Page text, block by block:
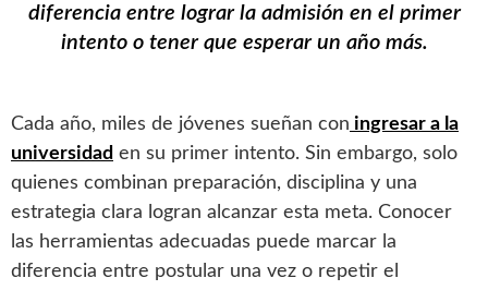
diferencia entre lograr la admisión en el primer
intento o tener que esperar un año más.
Cada año, miles de jóvenes sueñan con ingresar a la
universidad en su primer intento. Sin embargo, solo
quienes combinan preparación, disciplina y una
estrategia clara logran alcanzar esta meta. Conocer
las herramientas adecuadas puede marcar la
diferencia entre postular una vez o repetir el